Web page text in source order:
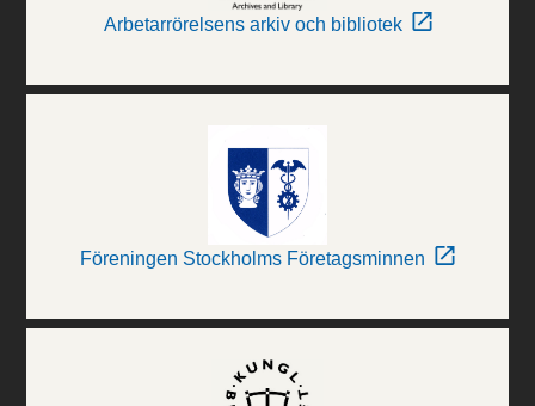
Arbetarrörelsens arkiv och bibliotek
Föreningen Stockholms Företagsminnen